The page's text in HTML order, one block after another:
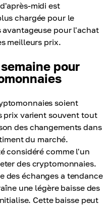
midi est
chargée pour le
pour l'achat
meilleurs prix.
pour
soient
prix varient souvent tout
des changements dans
du marché.
considéré comme l'un
des cryptomonnaies.
des échanges a tendance
une légère baisse des
Cette baisse peut